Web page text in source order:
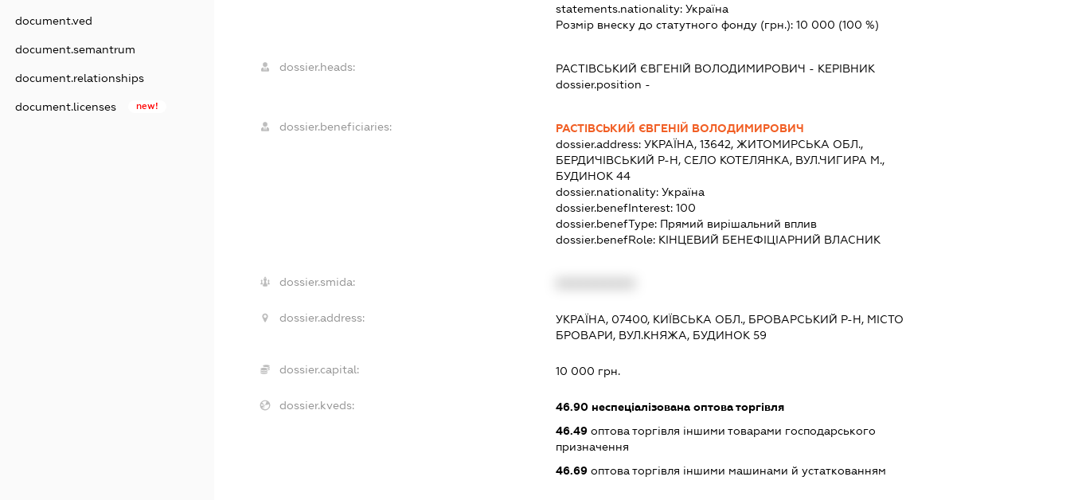
document.ved
document.semantrum
document.relationships
document.licenses new!
statements.nationality: Україна
Розмір внеску до статутного фонду (грн.): 10 000 (100 %)
dossier.heads: РАСТІВСЬКИЙ ЄВГЕНІЙ ВОЛОДИМИРОВИЧ - КЕРІВНИК
dossier.position -
dossier.beneficiaries:
РАСТІВСЬКИЙ ЄВГЕНІЙ ВОЛОДИМИРОВИЧ
dossier.address: УКРАЇНА, 13642, ЖИТОМИРСЬКА ОБЛ.,
БЕРДИЧІВСЬКИЙ Р-Н, СЕЛО КОТЕЛЯНКА, ВУЛ.ЧИГИРА М.,
БУДИНОК 44
dossier.nationality: Україна
dossier.benefInterest: 100
dossier.benefType: Прямий вирішальний вплив
dossier.benefRole: КІНЦЕВИЙ БЕНЕФІЦІАРНИЙ ВЛАСНИК
dossier.smida:
dossier.address:
УКРАЇНА, 07400, КИЇВСЬКА ОБЛ., БРОВАРСЬКИЙ Р-Н, МІСТО
БРОВАРИ, ВУЛ.КНЯЖА, БУДИНОК 59
dossier.capital: 10 000 грн.
dossier.kveds: 46.90неспеціалізована оптова торгівля
46.49оптова торгівля іншими товарами господарського
призначення
46.69оптова торгівля іншими машинами й устаткованням